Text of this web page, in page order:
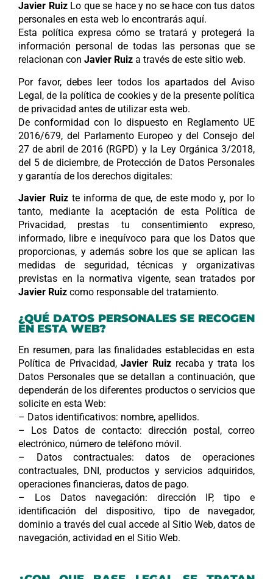
Javier Ruiz Lo que se hace y no se hace con tus datos
personales en esta web lo encontrarás aquí.
Esta política expresa cómo se tratará y protegerá la
información personal de todas las personas que se
relacionan conJavier Ruiz a través de este sitio web.
Por favor, debes leer todos los apartados del Aviso
Legal, de la política de cookies y de la presente política
de privacidad antes de utilizar esta web.
De conformidad con lo dispuesto en Reglamento UE
2016/679, del Parlamento Europeo y del Consejo del
27 de abril de 2016 (RGPD) y la Ley Orgánica 3/2018,
del 5 de diciembre, de Protección de Datos Personales
y garantía de los derechos digitales:
Javier Ruizte informa de que, de este modo y, por lo
tanto, mediante la aceptación de esta Política de
Privacidad, prestas tu consentimiento expreso,
informado, libre e inequívoco para que los Datos que
proporcionas, y además sobre los que se aplican las
medidas de seguridad, técnicas y organizativas
previstas en la normativa vigente, sean tratados por
Javier Ruiz como responsable del tratamiento.
¿QUÉ DATOS PERSONALES SE RECOGEN
EN ESTA WEB?
En resumen, para las finalidades establecidas en esta
Política de Privacidad,Javier Ruiz recaba y trata los
Datos Personales que se detallan a continuación, que
dependerán de los diferentes productos o servicios que
solicite en esta Web:
– Datos identificativos: nombre, apellidos.
– Los Datos de contacto: dirección postal, correo
electrónico, número de teléfono móvil.
– Datos contractuales: datos de operaciones
contractuales, DNI, productos y servicios adquiridos,
operaciones financieras, datos de pago.
– Los Datos navegación: dirección IP, tipo e
identificación del dispositivo, tipo de navegador,
dominio a través del cual accede al Sitio Web, datos de
navegación, actividad en el Sitio Web.